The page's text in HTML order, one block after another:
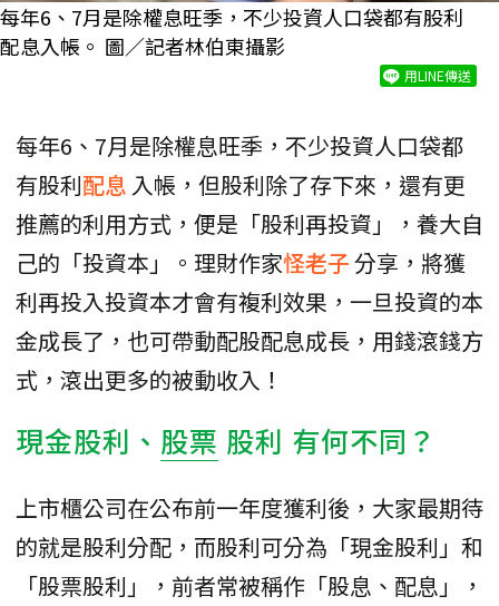
每年6、7月是除權息旺季，不少投資人口袋都有股利
配息入帳。 圖／記者林伯東攝影
用LINE傳送
每年6、7月是除權息旺季，不少投資人口袋都
有股利配息 入帳，但股利除了存下來，還有更
推薦的利用方式，便是「股利再投資」，養大自
己的「投資本」。理財作家怪老子分享，將獲
利再投入投資本才會有複利效果，一旦投資的本
金成長了，也可帶動配股配息成長，用錢滾錢方
式，滾出更多的被動收入！
現金股利、 股票 股利 有何不同？
上市櫃公司在公布前一年度獲利後，大家最期待
的就是股利分配，而股利可分為「現金股利」和
「股票股利」，前者常被稱作「股息、配息」，